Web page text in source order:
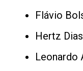
Flávio
Hertz
Leonardo